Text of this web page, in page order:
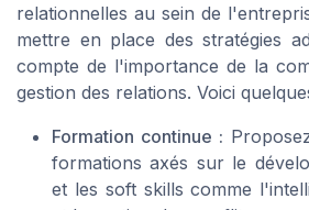
relationnelles au sein de
mettre en place des stratégies
compte de l'importance de la
gestion des relations. Voici
Formation continue :
formations axés sur le
et les soft skills comme